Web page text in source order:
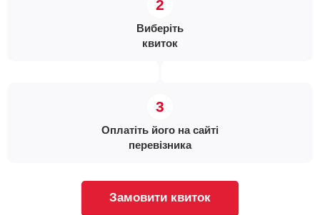
Виберіть
квиток
Оплатіть його на сайті
перевізника
Замовити квиток